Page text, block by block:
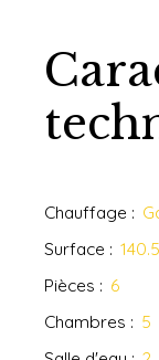
Chauffage :
Surface : 140.5
Pièces : 6
Chambres : 5